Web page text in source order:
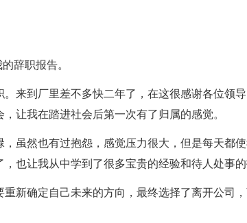
辞职报告。
来到厂里差不多快二年了，在这很感谢各位领
让我在踏进社会后第一次有了归属的感觉。
虽然也有过抱怨，感觉压力很大，但是每天都
也让我从中学到了很多宝贵的经验和待人处事的
新确定自己未来的方向，最终选择了离开公司